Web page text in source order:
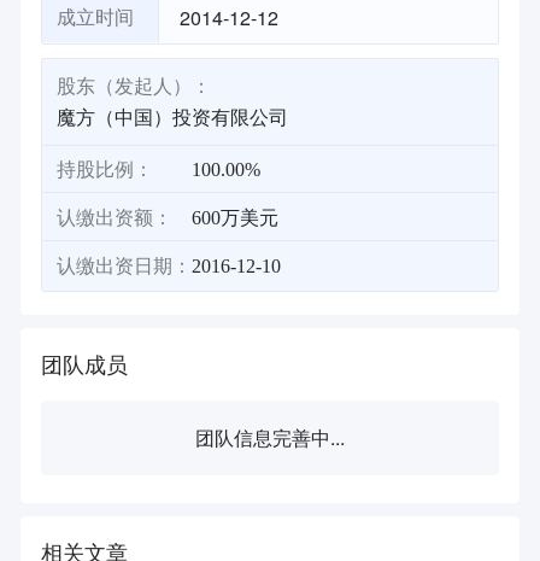
成立时间 2014-12-12
股东（发起人）：
魔方（中国）投资有限公司
持股比例： 100.00%
认缴出资额： 600万美元
认缴出资日期： 2016-12-10
团队成员
团队信息完善中...
相关文章